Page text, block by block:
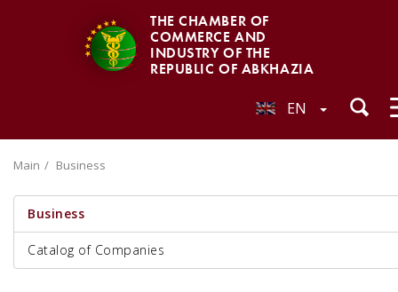
THE CHAMBER OF
COMMERCE AND
INDUSTRY OF THE
REPUBLIC OF ABKHAZIA
EN
Main Business
Business
Catalog of Companies